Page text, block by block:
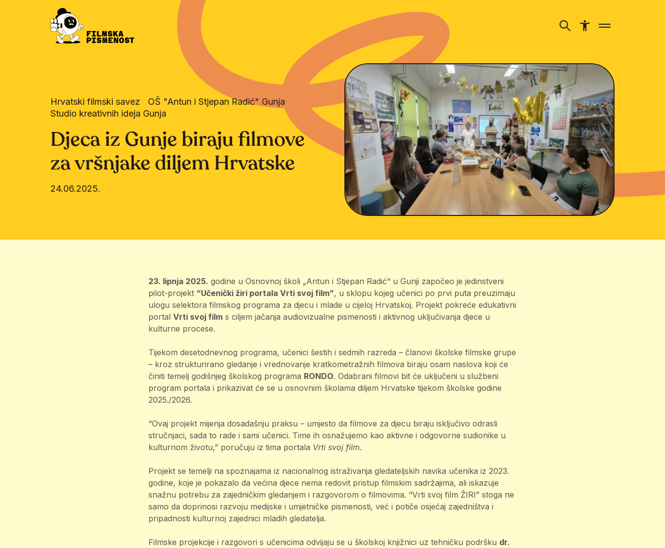
Hrvatski filmski savez
OŠ "Antun i Stjepan Radić" Gunja
Studio kreativnih ideja Gunja
Djeca iz Gunje biraju filmove
za vršnjake diljem Hrvatske
24.06.2025.
23. lipnja 2025. godine u Osnovnoj školi „Antun i Stjepan Radić“ u Gunji započeo je jedinstveni
pilot-projekt “Učenički žiri portala Vrti svoj film”, u sklopu kojeg učenici po prvi puta preuzimaju
ulogu selektora filmskog programa za djecu i mlade u cijeloj Hrvatskoj. Projekt pokreće edukativni
portal Vrti svoj film s ciljem jačanja audiovizualne pismenosti i aktivnog uključivanja djece u
kulturne procese.
Tijekom desetodnevnog programa, učenici šestih i sedmih razreda – članovi školske filmske grupe
– kroz strukturirano gledanje i vrednovanje kratkometražnih filmova biraju osam naslova koji će
činiti temelj godišnjeg školskog programa RONDO. Odabrani filmovi bit će uključeni u službeni
program portala i prikazivat će se u osnovnim školama diljem Hrvatske tijekom školske godine
2025./2026.
“Ovaj projekt mijenja dosadašnju praksu – umjesto da filmove za djecu biraju isključivo odrasli
stručnjaci, sada to rade i sami učenici. Time ih osnažujemo kao aktivne i odgovorne sudionike u
kulturnom životu,” poručuju iz tima portala Vrti svoj film.
Projekt se temelji na spoznajama iz nacionalnog istraživanja gledateljskih navika učenika iz 2023.
godine, koje je pokazalo da većina djece nema redovit pristup filmskim sadržajima, ali iskazuje
snažnu potrebu za zajedničkim gledanjem i razgovorom o filmovima. “Vrti svoj film ŽIRI” stoga ne
samo da doprinosi razvoju medijske i umjetničke pismenosti, već i potiče osjećaj zajedništva i
pripadnosti kulturnoj zajednici mladih gledatelja.
Filmske projekcije i razgovori s učenicima odvijaju se u školskoj knjižnici uz tehničku podršku dr.